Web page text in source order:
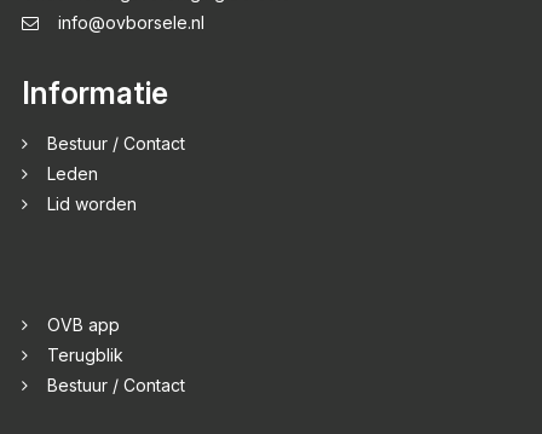
info@ovborsele.nl
Informatie
Bestuur / Contact
Leden
Lid worden
OVB app
Terugblik
Bestuur / Contact